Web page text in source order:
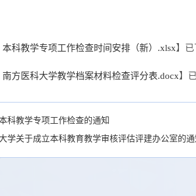
本科教学专项工作检查时间安排（新）.xlsx】
南方医科大学教学档案材料检查评分表.docx】
科教学专项工作检查的通知
学关于成立本科教育教学审核评估评建办公室的